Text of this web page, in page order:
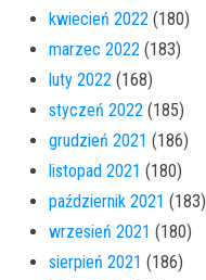
kwiecień 2022 (180)
marzec 2022 (183)
luty 2022 (168)
styczeń 2022 (185)
grudzień 2021 (186)
listopad 2021 (180)
październik 2021 (183)
wrzesień 2021 (180)
sierpień 2021 (186)